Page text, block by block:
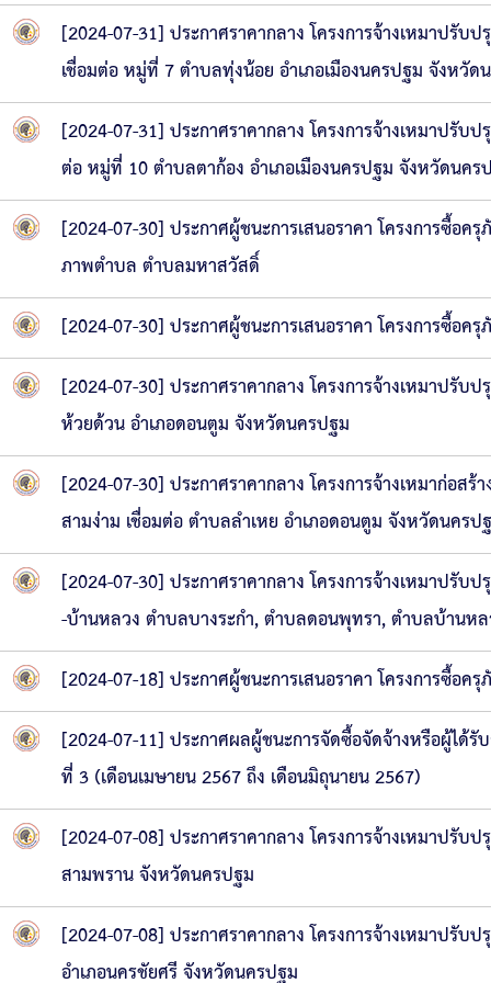
[2024-07-31] ประกาศราคากลาง โครงการจ้างเหมาป
เชื่อมต่อ หมู่ที่ 7 ตำบลทุ่งน้อย อำเภอเมืองนครปฐม จังหวัด
[2024-07-31] ประกาศราคากลาง โครงการจ้างเหมาป
ต่อ หมู่ที่ 10 ตำบลตาก้อง อำเภอเมืองนครปฐม จังหวัดนคร
[2024-07-30] ประกาศผู้ชนะการเสนอราคา โครงการซื้อ
ภาพตำบล ตำบลมหาสวัสดิ์
[2024-07-30] ประกาศผู้ชนะการเสนอราคา โครงการซื้
[2024-07-30] ประกาศราคากลาง โครงการจ้างเหมาป
ห้วยด้วน อำเภอดอนตูม จังหวัดนครปฐม
[2024-07-30] ประกาศราคากลาง โครงการจ้างเหมาก่
สามง่าม เชื่อมต่อ ตำบลลำเหย อำเภอดอนตูม จังหวัดนครป
[2024-07-30] ประกาศราคากลาง โครงการจ้างเหมาปรั
-บ้านหลวง ตำบลบางระกำ, ตำบลดอนพุทรา, ตำบลบ้านห
[2024-07-18] ประกาศผู้ชนะการเสนอราคา โครงการซื้อ
[2024-07-11] ประกาศผลผู้ชนะการจัดซื้อจัดจ้างหรือผู้ได้
ที่ 3 (เดือนเมษายน 2567 ถึง เดือนมิถุนายน 2567)
[2024-07-08] ประกาศราคากลาง โครงการจ้างเหมาปรั
สามพราน จังหวัดนครปฐม
[2024-07-08] ประกาศราคากลาง โครงการจ้างเหมาปรั
อำเภอนครชัยศรี จังหวัดนครปฐม